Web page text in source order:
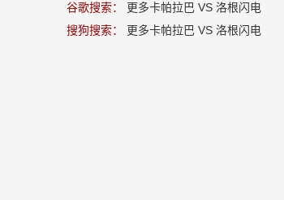
谷歌搜索：
更多卡帕拉巴 VS 洛根闪电
搜狗搜索：
更多卡帕拉巴 VS 洛根闪电